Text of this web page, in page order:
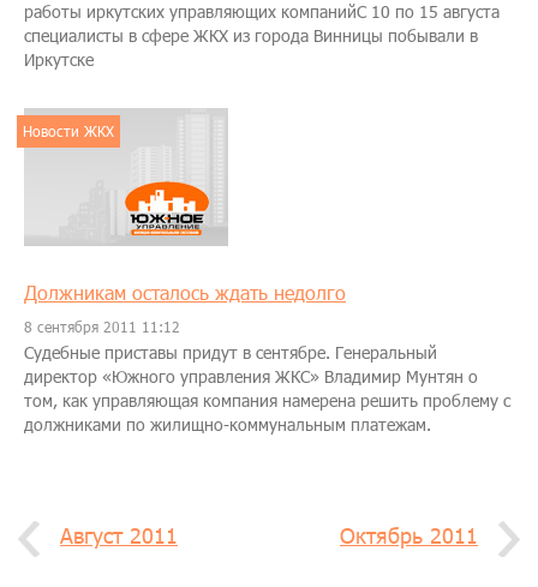
работы иркутских управляющих компанийС 10 по 15 августа
специалисты в сфере ЖКХ из города Винницы побывали в
Иркутске
Новости ЖКХ
Должникам осталось ждать недолго
8 сентября 2011 11:12
Судебные приставы придут в сентябре. Генеральный
директор «Южного управления ЖКС» Владимир Мунтян о
том, как управляющая компания намерена решить проблему с
должниками по жилищно-коммунальным платежам.
Август 2011 Октябрь 2011